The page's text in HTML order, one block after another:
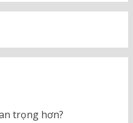
trọng hơn?